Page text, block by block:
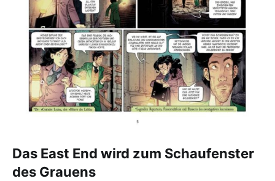
Das East End wird zum Schaufenster
des Grauens